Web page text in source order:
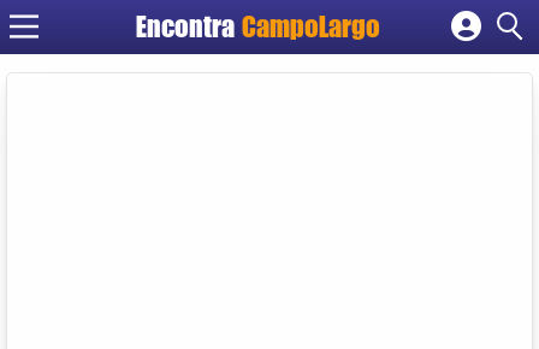
Encontra CampoLargo
Cadastrar empresa